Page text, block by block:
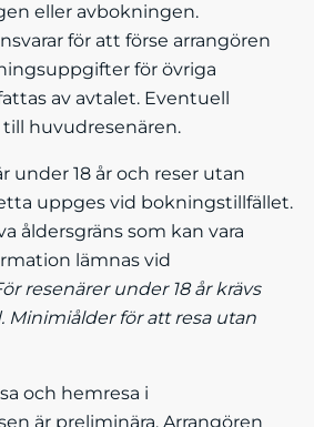
eller avbokningen.
för att förse arrangören
för övriga
av avtalet. Eventuell
huvudresenären.
under 18 år och reser utan
uppges vid bokningstillfället.
åldersgräns som kan vara
lämnas vid
resenärer under 18 år krävs
Minimiålder för att resa utan
och hemresa i
är preliminära. Arrangören